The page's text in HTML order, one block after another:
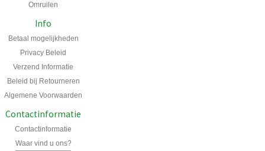
Omruilen
Info
Betaal mogelijkheden
Privacy Beleid
Verzend Informatie
Beleid bij Retourneren
Algemene Voorwaarden
Contactinformatie
Contactinformatie
Waar vind u ons?